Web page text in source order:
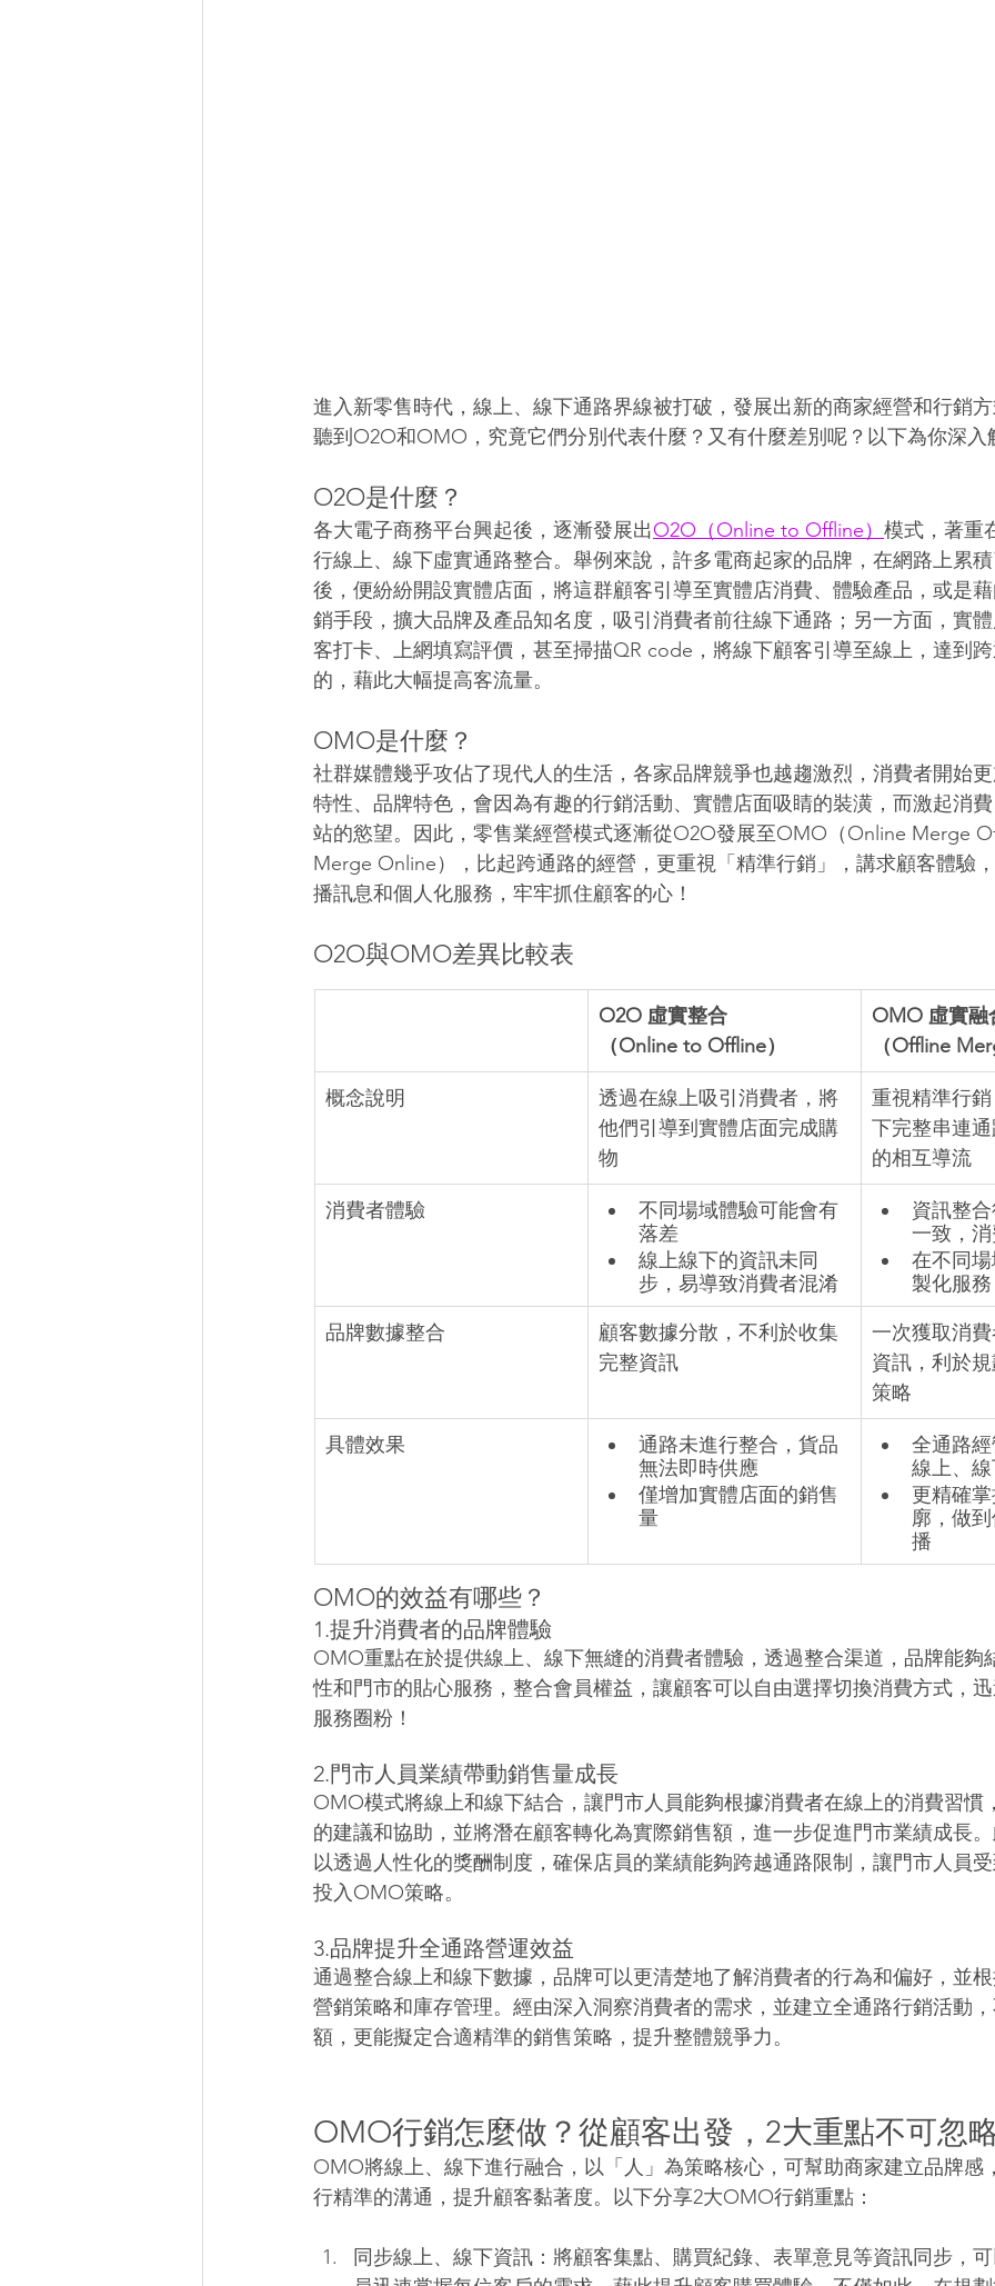
進入新零售時代，線上、線下通路界線被打破，發展出新的商家經營和行銷
聽到O2O和OMO，究竟它們分別代表什麼？又有什麼差別呢？以下為你深入
O2O是什麼？
各大電子商務平台興起後，逐漸發展出O2O（Online to Offline） 模式，著重
行線上、線下虛實通路整合。舉例來說，許多電商起家的品牌，在網路上累
後，便紛紛開設實體店面，將這群顧客引導至實體店消費、體驗產品，或是
銷手段，擴大品牌及產品知名度，吸引消費者前往線下通路；另一方面，實
客打卡、上網填寫評價，甚至掃描QR code，將線下顧客引導至線上，達到
的，藉此大幅提高客流量。
OMO是什麼？
社群媒體幾乎攻佔了現代人的生活，各家品牌競爭也越趨激烈，消費者開始
特性、品牌特色，會因為有趣的行銷活動、實體店面吸睛的裝潢，而激起消
站的慾望。因此，零售業經營模式逐漸從O2O發展至OMO（Online Merge
Merge Online），比起跨通路的經營，更重視「精準行銷」，講求顧客體驗
播訊息和個人化服務，牢牢抓住顧客的心！
O2O與OMO差異比較表
O2O 虛實整合
（Online to Offline）
OMO 虛實融
（Offline
概念說明
透過在線上吸引消費者，將
他們引導到實體店面完成購
物
重視精準行
下完整串連
的相互導流
消費者體驗
不同場域體驗可能會有
落差
線上線下的資訊未同
步，易導致消費者混淆
資訊整
一致，
在不同
製化服務
品牌數據整合
顧客數據分散，不利於收集
完整資訊
一次獲取消
資訊，利於
策略
具體效果
通路未進行整合，貨品
無法即時供應
僅增加實體店面的銷售
量
全通路
線上、
更精確
廓，做
播
OMO的效益有哪些？
1.提升消費者的品牌體驗
OMO重點在於提供線上、線下無縫的消費者體驗，透過整合渠道，品牌能夠
性和門市的貼心服務，整合會員權益，讓顧客可以自由選擇切換消費方式，
服務圈粉！
2.門市人員業績帶動銷售量成長
OMO模式將線上和線下結合，讓門市人員能夠根據消費者在線上的消費習慣
的建議和協助，並將潛在顧客轉化為實際銷售額，進一步促進門市業績成長
以透過人性化的獎酬制度，確保店員的業績能夠跨越通路限制，讓門市人員
投入OMO策略。
3.品牌提升全通路營運效益
通過整合線上和線下數據，品牌可以更清楚地了解消費者的行為和偏好，並
營銷策略和庫存管理。經由深入洞察消費者的需求，並建立全通路行銷活動
額，更能擬定合適精準的銷售策略，提升整體競爭力。
OMO行銷怎麼做？從顧客出發，2大重點不可忽
OMO將線上、線下進行融合，以「人」為策略核心，可幫助商家建立品牌感
行精準的溝通，提升顧客黏著度。以下分享2大OMO行銷重點：
同步線上、線下資訊：將顧客集點、購買紀錄、表單意見等資訊同步，